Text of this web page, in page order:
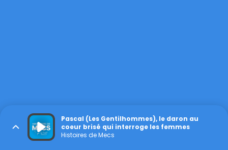
Pascal (Les Gentilhommes), le daron au
coeur brisé qui interroge les femmes
Histoires de Mecs